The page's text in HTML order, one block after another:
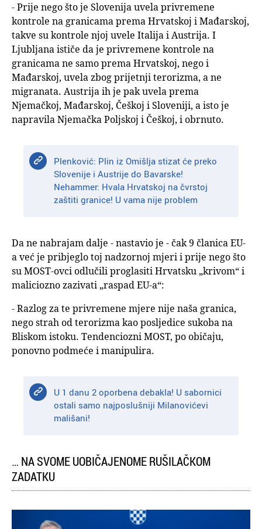
- Prije nego što je Slovenija uvela privremene
kontrole na granicama prema Hrvatskoj i Mađarskoj,
takve su kontrole njoj uvele Italija i Austrija. I
Ljubljana ističe da je privremene kontrole na
granicama ne samo prema Hrvatskoj, nego i
Mađarskoj, uvela zbog prijetnji terorizma, a ne
migranata. Austrija ih je pak uvela prema
Njemačkoj, Mađarskoj, Češkoj i Sloveniji, a isto je
napravila Njemačka Poljskoj i Češkoj, i obrnuto.
Plenković: Plin iz Omišlja stizat će preko
Slovenije i Austrije do Bavarske!
Nehammer: Hvala Hrvatskoj na čvrstoj
zaštiti granice! U vama nije problem
Da ne nabrajam dalje - nastavio je - čak 9 članica EU-
a već je pribjeglo toj nadzornoj mjeri i prije nego što
su MOST-ovci odlučili proglasiti Hrvatsku „krivom“ i
maliciozno zazivati „raspad EU-a“:
- Razlog za te privremene mjere nije naša granica,
nego strah od terorizma kao posljedice sukoba na
Bliskom istoku. Tendenciozni MOST, po običaju,
ponovno podmeće i manipulira.
U 1 danu 2 oporbena debakla! U sabornici
ostali samo najposlušniji Milanovićevi
mališani!
… NA SVOME UOBIČAJENOME RUŠILAČKOM
ZADATKU